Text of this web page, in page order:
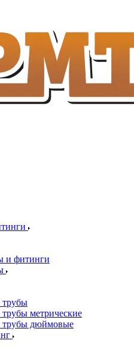
и фитинги
метрические
дюймовые